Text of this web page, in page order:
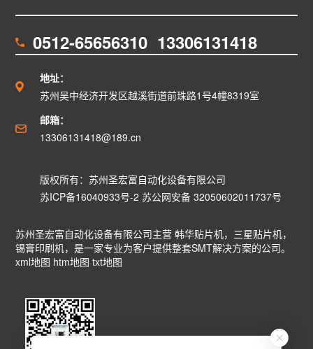
0512-65656310 13306131418
地址：
苏州吴中经济开发区越溪街道前珠路1号4幢8319室
邮箱：
13306131418@189.cn
版权所有：苏州圣宏富自动化设备有限公司
苏ICP备16040933号-2 苏公网安备 32050602011737号
苏州圣宏富自动化设备有限公司主营韩华贴片机， 三星贴片机，
锡膏印刷机，是一家专业为客户提供整套SMT解决方案的公司。
xml地图 htm地图 txt地图